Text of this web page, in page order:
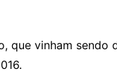
que vinham sendo